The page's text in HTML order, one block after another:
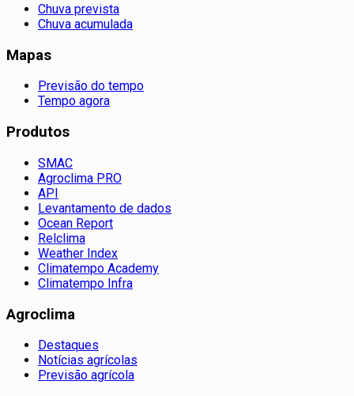
Chuva prevista
Chuva acumulada
Mapas
Previsão do tempo
Tempo agora
Produtos
SMAC
Agroclima PRO
API
Levantamento de dados
Ocean Report
Relclima
Weather Index
Climatempo Academy
Climatempo Infra
Agroclima
Destaques
Notícias agrícolas
Previsão agrícola